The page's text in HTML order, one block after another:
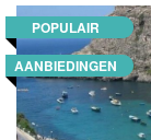
POPULAIR
AANBIEDINGEN